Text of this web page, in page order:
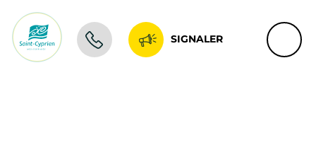
SIGNALER